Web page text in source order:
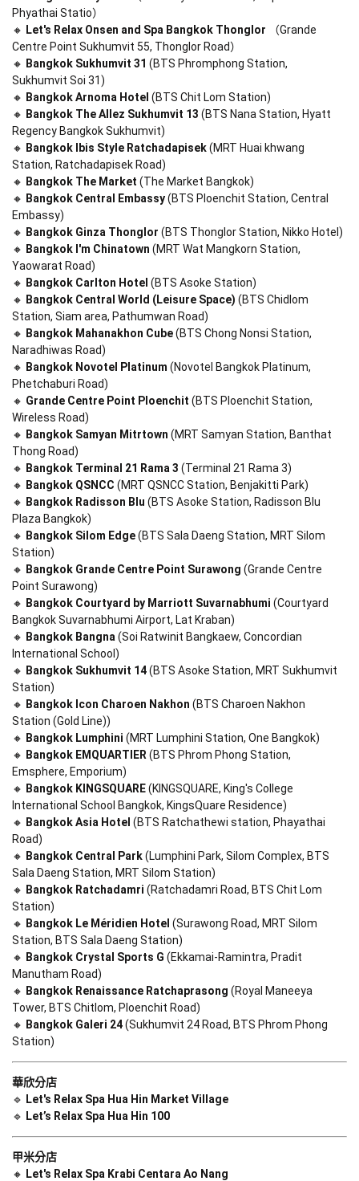
Phyathai Statio）
🔸 Let's Relax Onsen and Spa Bangkok Thonglor （Grande
Centre Point Sukhumvit 55, Thonglor Road）
🔸 Bangkok Sukhumvit 31 (BTS Phromphong Station,
Sukhumvit Soi 31)
🔸 Bangkok Arnoma Hotel (BTS Chit Lom Station)
🔸 Bangkok The Allez Sukhumvit 13 (BTS Nana Station, Hyatt
Regency Bangkok Sukhumvit)
🔸 Bangkok Ibis Style Ratchadapisek (MRT Huai khwang
Station, Ratchadapisek Road)
🔸 Bangkok The Market (The Market Bangkok)
🔸 Bangkok Central Embassy (BTS Ploenchit Station, Central
Embassy)
🔸 Bangkok Ginza Thonglor (BTS Thonglor Station, Nikko Hotel)
🔸 Bangkok I'm Chinatown (MRT Wat Mangkorn Station,
Yaowarat Road)
🔸 Bangkok Carlton Hotel (BTS Asoke Station)
🔸 Bangkok Central World (Leisure Space) (BTS Chidlom
Station, Siam area, Pathumwan Road)
🔸 Bangkok Mahanakhon Cube (BTS Chong Nonsi Station,
Naradhiwas Road)
🔸 Bangkok Novotel Platinum (Novotel Bangkok Platinum,
Phetchaburi Road)
🔸 Grande Centre Point Ploenchit (BTS Ploenchit Station,
Wireless Road)
🔸 Bangkok Samyan Mitrtown (MRT Samyan Station, Banthat
Thong Road)
🔸 Bangkok Terminal 21 Rama 3 (Terminal 21 Rama 3)
🔸 Bangkok QSNCC (MRT QSNCC Station, Benjakitti Park)
🔸 Bangkok Radisson Blu (BTS Asoke Station, Radisson Blu
Plaza Bangkok)
🔸 Bangkok Silom Edge (BTS Sala Daeng Station, MRT Silom
Station)
🔸 Bangkok Grande Centre Point Surawong (Grande Centre
Point Surawong)
🔸 Bangkok Courtyard by Marriott Suvarnabhumi (Courtyard
Bangkok Suvarnabhumi Airport, Lat Kraban)
🔸 Bangkok Bangna (Soi Ratwinit Bangkaew, Concordian
International School)
🔸 Bangkok Sukhumvit 14 (BTS Asoke Station, MRT Sukhumvit
Station)
🔸 Bangkok Icon Charoen Nakhon (BTS Charoen Nakhon
Station (Gold Line))
🔸 Bangkok Lumphini (MRT Lumphini Station, One Bangkok)
🔸 Bangkok EMQUARTIER (BTS Phrom Phong Station,
Emsphere, Emporium)
🔸 Bangkok KINGSQUARE (KINGSQUARE, King's College
International School Bangkok, KingsQuare Residence)
🔸 Bangkok Asia Hotel (BTS Ratchathewi station, Phayathai
Road)
🔸 Bangkok Central Park (Lumphini Park, Silom Complex, BTS
Sala Daeng Station, MRT Silom Station)
🔸 Bangkok Ratchadamri (Ratchadamri Road, BTS Chit Lom
Station)
🔸 Bangkok Le Méridien Hotel (Surawong Road, MRT Silom
Station, BTS Sala Daeng Station)
🔸 Bangkok Crystal Sports G (Ekkamai-Ramintra, Pradit
Manutham Road)
🔸 Bangkok Renaissance Ratchaprasong (Royal Maneeya
Tower, BTS Chitlom, Ploenchit Road)
🔸 Bangkok Galeri 24 (Sukhumvit 24 Road, BTS Phrom Phong
Station)
華欣分店
🔹 Let's Relax Spa Hua Hin Market Village
🔹 Let’s Relax Spa Hua Hin 100
甲米分店
🔸 Let's Relax Spa Krabi Centara Ao Nang